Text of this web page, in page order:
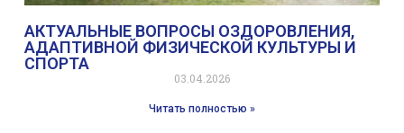
АКТУАЛЬНЫЕ ВОПРОСЫ ОЗДОРОВЛЕНИЯ,
АДАПТИВНОЙ ФИЗИЧЕСКОЙ КУЛЬТУРЫ И
СПОРТА
03.04.2026
Читать полностью »